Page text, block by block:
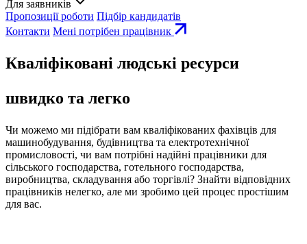
Для заявників
Пропозиції роботи Підбір кандидатів
Контакти Мені потрібен працівник
Кваліфіковані людські ресурси
швидко та легко
Чи можемо ми підібрати вам кваліфікованих фахівців для
машинобудування, будівництва та електротехнічної
промисловості, чи вам потрібні надійні працівники для
сільського господарства, готельного господарства,
виробництва, складування або торгівлі? Знайти відповідних
працівників нелегко, але ми зробимо цей процес простішим
для вас.